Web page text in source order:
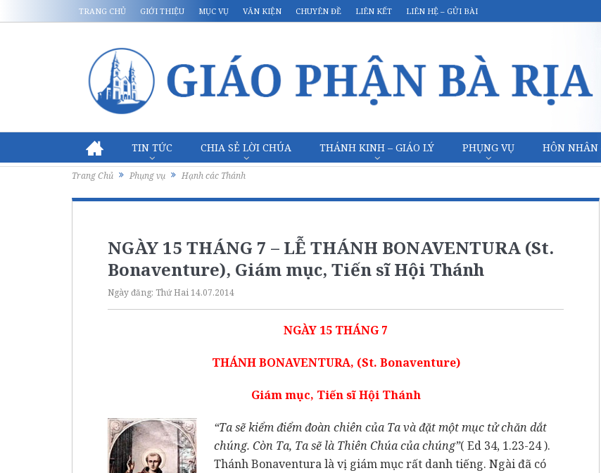
TRANG CHỦ GIỚI THIỆU MỤC VỤ VĂN KIỆN CHUYÊN ĐỀ LIÊN KẾT LIÊN HỆ – GỬI BÀI
TIN TỨC CHIA SẺ LỜI CHÚA THÁNH KINH – GIÁO LÝ PHỤNG VỤ HÔN
Trang Chủ Phụng vụ Hạnh các Thánh
NGÀY 15 THÁNG 7 – LỄ THÁNH BONAVENTURA (St.
Bonaventure), Giám mục, Tiến sĩ Hội Thánh
Ngày đăng: Thứ Hai 14.07.2014
NGÀY 15 THÁNG 7
THÁNH BONAVENTURA, (St. Bonaventure)
Giám mục, Tiến sĩ Hội Thánh
“Ta sẽ kiểm điểm đoàn chiên của Ta và đặt một mục tử chăn dắt
chúng. Còn Ta, Ta sẽ là Thiên Chúa của chúng”( Ed 34, 1.23-24 ).
Thánh Bonaventura là vị giám mục rất danh tiếng. Ngài đã có